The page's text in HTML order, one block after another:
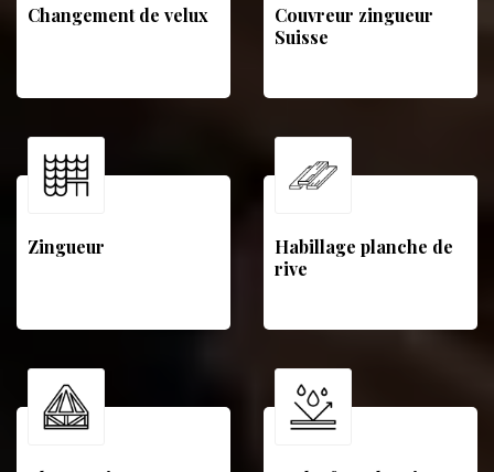
Changement de velux
Couvreur zingueur
Suisse
Zingueur
Habillage planche de
rive